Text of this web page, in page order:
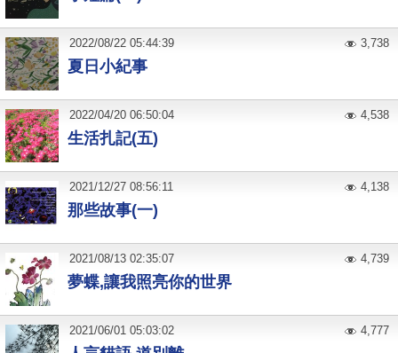
夏日小紀事
2022/08/22 05:44:39 3,738
生活扎記(五)
2022/04/20 06:50:04 4,538
那些故事(一)
2021/12/27 08:56:11 4,138
夢蝶,讓我照亮你的世界
2021/08/13 02:35:07 4,739
2021/06/01 05:03:02 4,777